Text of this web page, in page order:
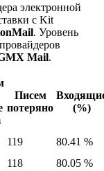
электронной
с Kit
. Уровень
Mail.
Писем
потеряно
(%)
119
80.41 %
118
80.05 %